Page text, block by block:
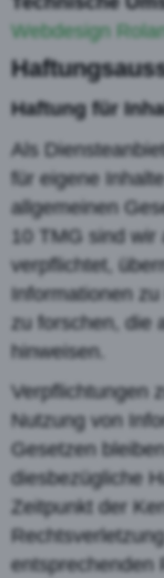
Webdesign
Haftung für
Als
für eigene
allgemeinen
10 TMG sind
verpflichtet,
Informationen
zu forschen, die
hinweisen.
Verpflichtungen
Nutzung von
Gesetzen
diesbezügliche
Zeitpunkt der
entsprechenden